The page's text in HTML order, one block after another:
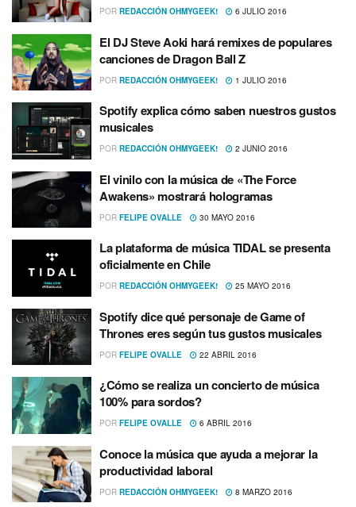
POR REDACCIÓN OHMYGEEK! 6 JULIO 2016
El DJ Steve Aoki hará remixes de populares
canciones de Dragon Ball Z
POR REDACCIÓN OHMYGEEK! 1 JULIO 2016
Spotify explica cómo saben nuestros gustos
musicales
POR REDACCIÓN OHMYGEEK! 2 JUNIO 2016
El vinilo con la música de «The Force
Awakens» mostrará hologramas
POR FELIPE OVALLE 30 MAYO 2016
La plataforma de música TIDAL se presenta
oficialmente en Chile
POR REDACCIÓN OHMYGEEK! 25 MAYO 2016
Spotify dice qué personaje de Game of
Thrones eres según tus gustos musicales
POR FELIPE OVALLE 22 ABRIL 2016
¿Cómo se realiza un concierto de música
100% para sordos?
POR FELIPE OVALLE 6 ABRIL 2016
Conoce la música que ayuda a mejorar la
productividad laboral
POR REDACCIÓN OHMYGEEK! 8 MARZO 2016